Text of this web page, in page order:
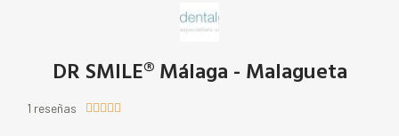
DR SMILE® Málaga - Malagueta
1 reseñas     